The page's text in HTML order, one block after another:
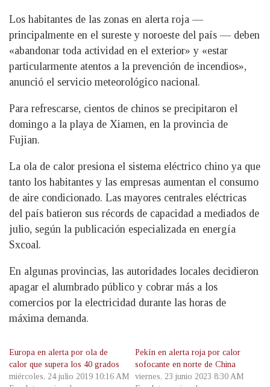
Los habitantes de las zonas en alerta roja —
principalmente en el sureste y noroeste del país — deben
«abandonar toda actividad en el exterior» y «estar
particularmente atentos a la prevención de incendios»,
anunció el servicio meteorológico nacional.
Para refrescarse, cientos de chinos se precipitaron el
domingo a la playa de Xiamen, en la provincia de
Fujian.
La ola de calor presiona el sistema eléctrico chino ya que
tanto los habitantes y las empresas aumentan el consumo
de aire condicionado. Las mayores centrales eléctricas
del país batieron sus récords de capacidad a mediados de
julio, según la publicación especializada en energía
Sxcoal.
En algunas provincias, las autoridades locales decidieron
apagar el alumbrado público y cobrar más a los
comercios por la electricidad durante las horas de
máxima demanda.
Europa en alerta por ola de
calor que supera los 40 grados
miércoles, 24 julio 2019 10:16 AM
Pekín en alerta roja por calor
sofocante en norte de China
viernes, 23 junio 2023 8:30 AM